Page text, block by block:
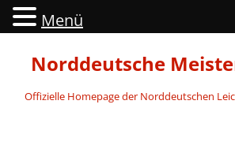
Norddeutsche
Offizielle Homepage der Norddeutschen
Menü